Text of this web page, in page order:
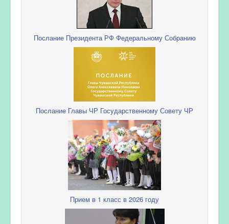
Послание Президента РФ Федеральному Собранию
Послание Главы ЧР Государственному Совету ЧР
Прием в 1 класс в 2026 году